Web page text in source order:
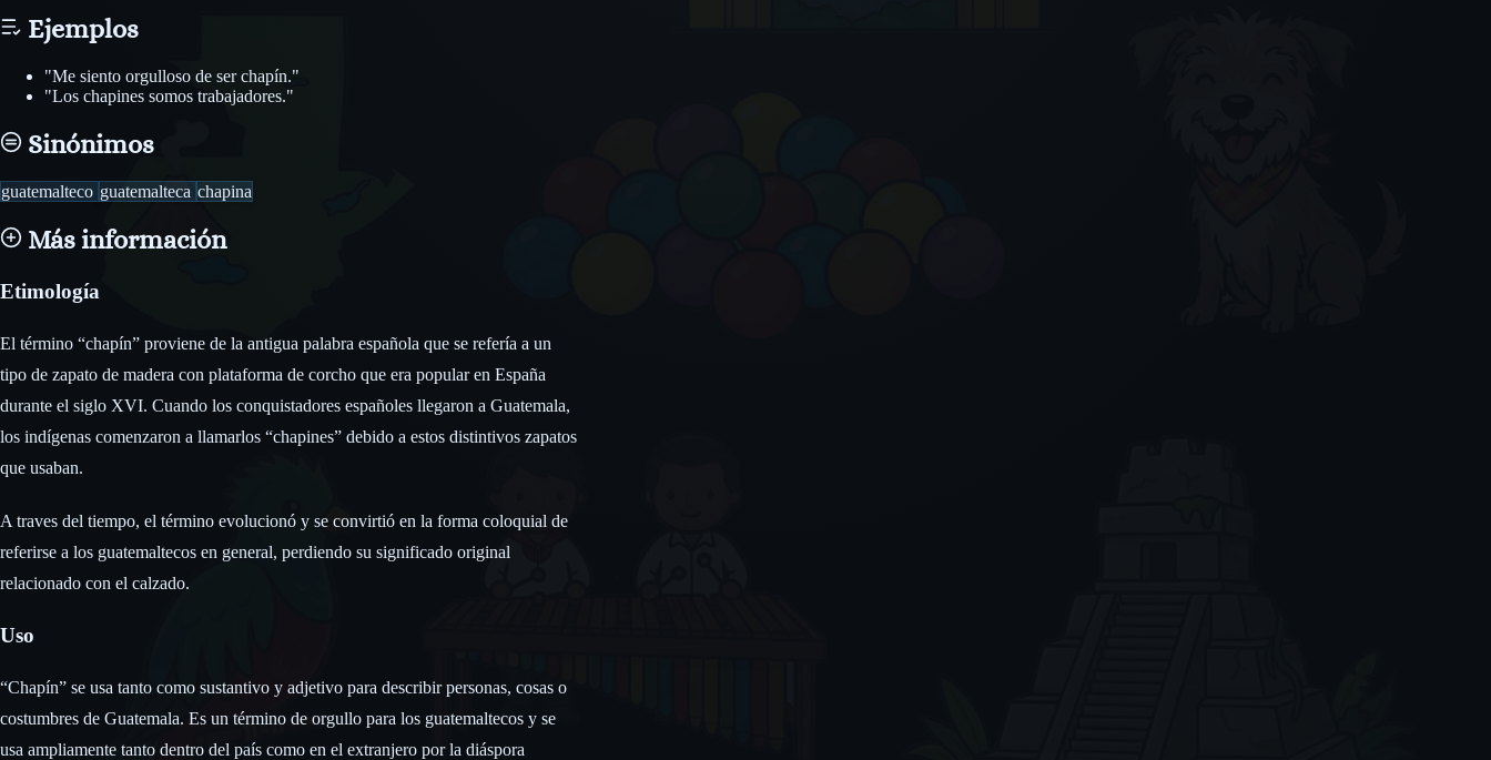
Ejemplos
"Me siento orgulloso de ser chapín."
"Los chapines somos trabajadores."
Sinónimos
guatemalteco guatemalteca chapina
Más información
Etimología
El término “chapín” proviene de la antigua palabra española que se refería a un
tipo de zapato de madera con plataforma de corcho que era popular en España
durante el siglo XVI. Cuando los conquistadores españoles llegaron a Guatemala,
los indígenas comenzaron a llamarlos “chapines” debido a estos distintivos zapatos
que usaban.
A traves del tiempo, el término evolucionó y se convirtió en la forma coloquial de
referirse a los guatemaltecos en general, perdiendo su significado original
relacionado con el calzado.
Uso
“Chapín” se usa tanto como sustantivo y adjetivo para describir personas, cosas o
costumbres de Guatemala. Es un término de orgullo para los guatemaltecos y se
usa ampliamente tanto dentro del país como en el extranjero por la diáspora